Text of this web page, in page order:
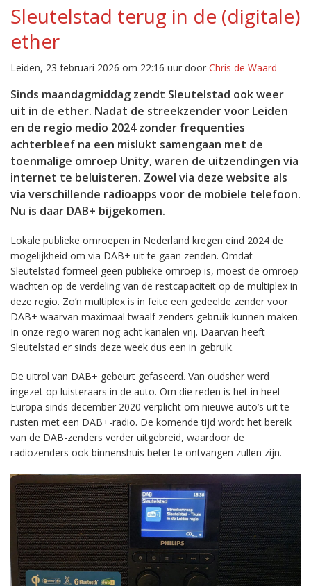
Sleutelstad terug in de (digitale)
ether
Leiden, 23 februari 2026 om 22:16 uur door Chris de Waard
Sinds maandagmiddag zendt Sleutelstad ook weer
uit in de ether. Nadat de streekzender voor Leiden
en de regio medio 2024 zonder frequenties
achterbleef na een mislukt samengaan met de
toenmalige omroep Unity, waren de uitzendingen via
internet te beluisteren. Zowel via deze website als
via verschillende radioapps voor de mobiele telefoon.
Nu is daar DAB+ bijgekomen.
Lokale publieke omroepen in Nederland kregen eind 2024 de
mogelijkheid om via DAB+ uit te gaan zenden. Omdat
Sleutelstad formeel geen publieke omroep is, moest de omroep
wachten op de verdeling van de restcapaciteit op de multiplex in
deze regio. Zo’n multiplex is in feite een gedeelde zender voor
DAB+ waarvan maximaal twaalf zenders gebruik kunnen maken.
In onze regio waren nog acht kanalen vrij. Daarvan heeft
Sleutelstad er sinds deze week dus een in gebruik.
De uitrol van DAB+ gebeurt gefaseerd. Van oudsher werd
ingezet op luisteraars in de auto. Om die reden is het in heel
Europa sinds december 2020 verplicht om nieuwe auto’s uit te
rusten met een DAB+-radio. De komende tijd wordt het bereik
van de DAB-zenders verder uitgebreid, waardoor de
radiozenders ook binnenshuis beter te ontvangen zullen zijn.